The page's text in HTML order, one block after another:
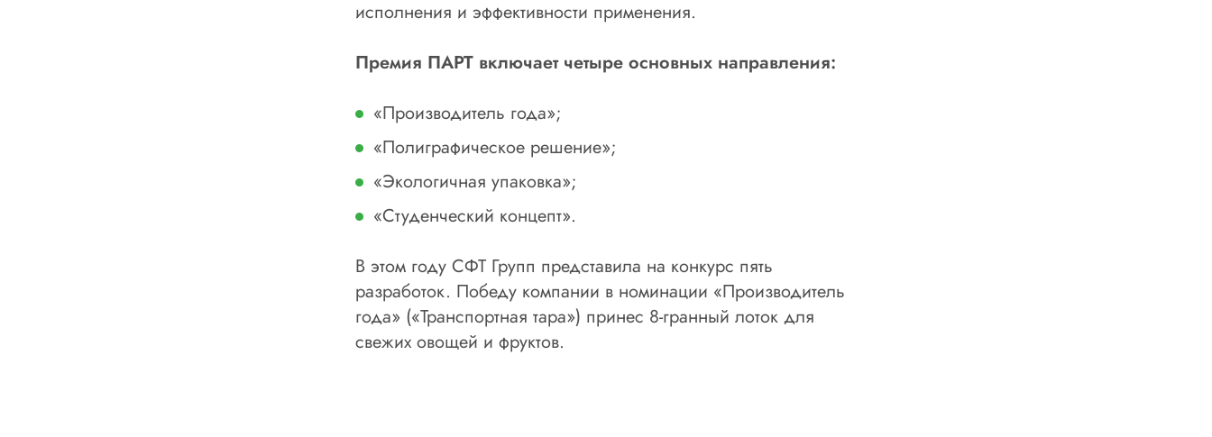
исполнения и эффективности применения.
Премия ПАРТ включает четыре основных направления:
«Производитель года»;
«Полиграфическое решение»;
«Экологичная упаковка»;
«Студенческий концепт».
В этом году СФТ Групп представила на конкурс пять
разработок. Победу компании в номинации «Производитель
года» («Транспортная тара») принес 8-гранный лоток для
свежих овощей и фруктов.